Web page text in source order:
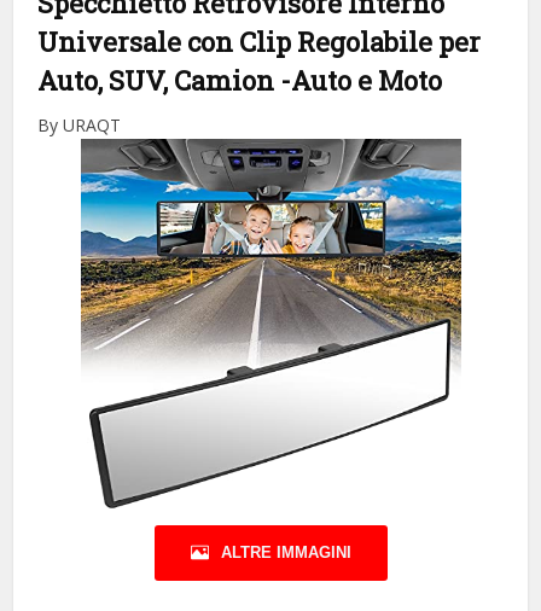
Universale con Clip Regolabile per
Auto, SUV, Camion -Auto e Moto
By URAQT
ALTRE IMMAGINI